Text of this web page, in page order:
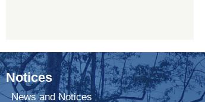
Notices
News and Notices